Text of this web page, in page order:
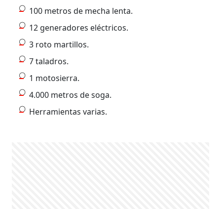
100 metros de mecha lenta.
12 generadores eléctricos.
3 roto martillos.
7 taladros.
1 motosierra.
4.000 metros de soga.
Herramientas varias.